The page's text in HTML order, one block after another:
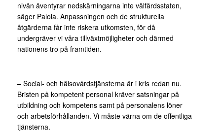
nivån äventyrar nedskärningarna inte välfärdsstaten,
säger Palola. Anpassningen och de strukturella
åtgärderna får inte riskera utkomsten, för då
undergräver vi våra tillväxtmöjligheter och därmed
nationens tro på framtiden.
– Social- och hälsovårdstjänsterna är i kris redan nu.
Bristen på kompetent personal kräver satsningar på
utbildning och kompetens samt på personalens löner
och arbetsförhållanden. Vi måste värna om de offentliga
tjänsterna.